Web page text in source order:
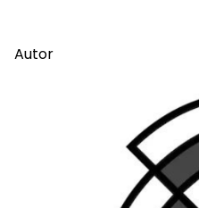
Autor